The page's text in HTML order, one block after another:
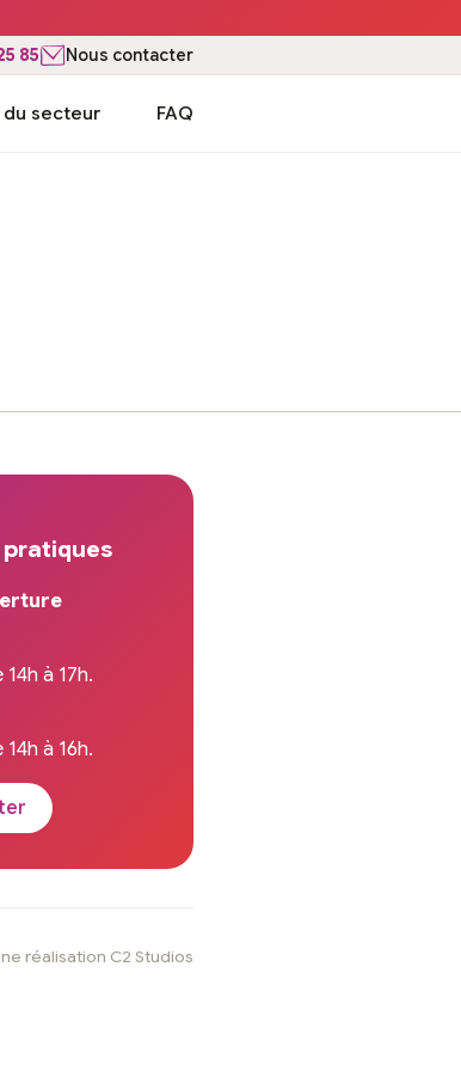
85 Nous contacter
du secteur FAQ
à 17h.
à 16h.
réalisation C2 Studios